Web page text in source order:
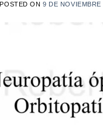
POSTED ON9 DE NOVIEMBRE